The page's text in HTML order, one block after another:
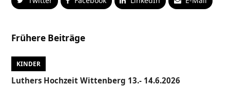
Frühere Beiträge
KINDER
Luthers Hochzeit Wittenberg 13.- 14.6.2026